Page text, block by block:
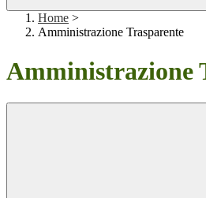
Home >
Amministrazione Trasparente
Amministrazione